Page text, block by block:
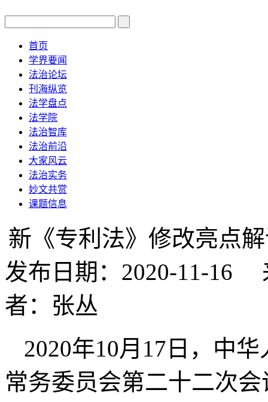
首页
学界要闻
法治论坛
刊海纵览
法学盘点
法学院
法治智库
法治前沿
大家风云
法治实务
妙文共赏
课题信息
新《专利法》修改亮点
发布日期：2020-11-
者：张丛
2020年10月17日，中
常务委员会第二十二次